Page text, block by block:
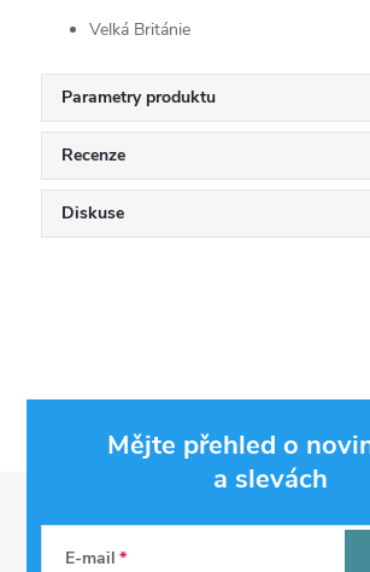
Velká Británie
Parametry produktu
Recenze
Diskuse
Mějte přehled o
a slevách
E-mail